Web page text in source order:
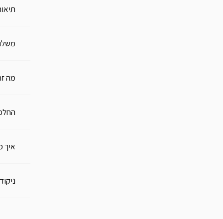
מה
איך